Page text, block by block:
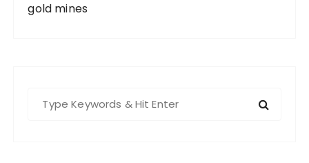
gold mines